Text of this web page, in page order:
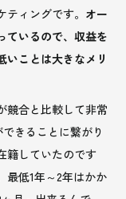
ィングです。 オー
ているので、収益を
いことは大きなメリ
競合と比較して非常
きることに繋がり
籍していたのです
最低1年～2年はかか